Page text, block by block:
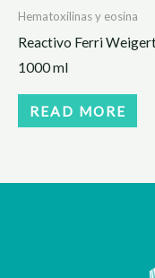
Hematoxilinas y eosina
Reactivo Ferri
1000 ml
READ MORE